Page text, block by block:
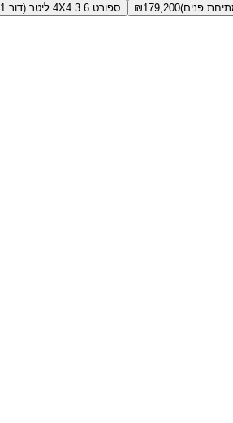
₪179,200 ספורט 4X4 3.6 ליטר (דור 1 מתיחת פנים)